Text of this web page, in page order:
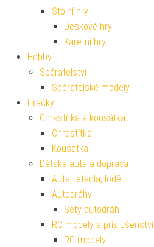
Stolní hry
Deskové hry
Karetní hry
Hobby
Sběratelství
Sběratelské modely
Hračky
Chrastítka a kousátka
Chrastítka
Kousátka
Dětská auta a doprava
Auta, letadla, lodě
Autodráhy
Sety autodráh
RC modely a příslušenství
RC modely